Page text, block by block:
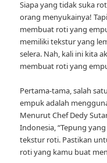
Siapa yang tidak suka
orang menyukainya!
membuat roti yang
memiliki tekstur yang
selera. Nah, kali ini kita
membuat roti yang
Pertama-tama, salah
empuk adalah
Menurut Chef Dedy
Indonesia, “Tepung
tekstur roti. Pastikan
roti yang kamu buat